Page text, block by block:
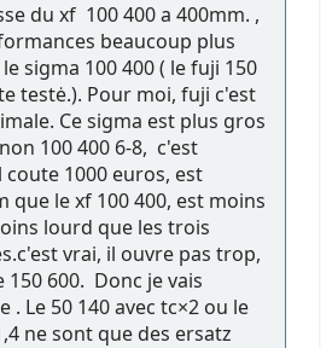
du xf 100 400 a 400mm. ,
beaucoup plus
sigma 100 400 ( le fuji 150
testė.). Pour moi, fuji c'est
Ce sigma est plus gros
100 400 6-8, c'est
1000 euros, est
que le xf 100 400, est moins
lourd que les trois
vrai, il ouvre pas trop,
150 600. Donc je vais
. Le 50 140 avec tc×2 ou le
ne sont que des ersatz